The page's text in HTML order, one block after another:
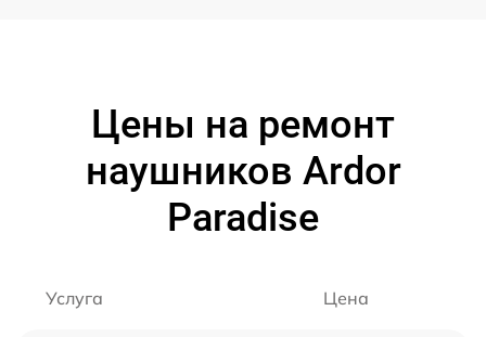
Цены на ремонт
наушников Ardor
Paradise
Услуга Цена